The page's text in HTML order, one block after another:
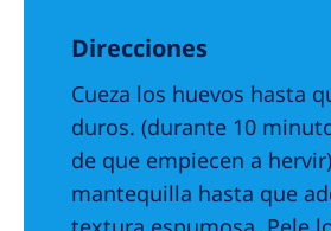
Direcciones
Cueza los huevos hasta
duros. (durante 10
de que empiecen a
mantequilla hasta que